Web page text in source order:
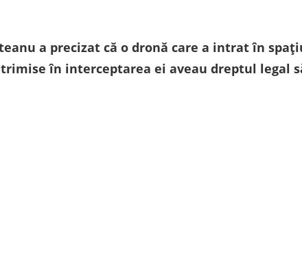
a precizat că o dronă care a intrat în
în interceptarea ei aveau dreptul legal